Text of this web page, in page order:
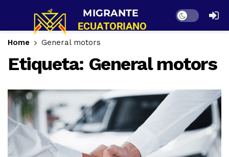
Dark mode
Home General motors
Etiqueta: General motors